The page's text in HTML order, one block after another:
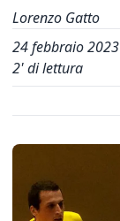
Lorenzo Gatto
24 febbraio 2023
2' di lettura